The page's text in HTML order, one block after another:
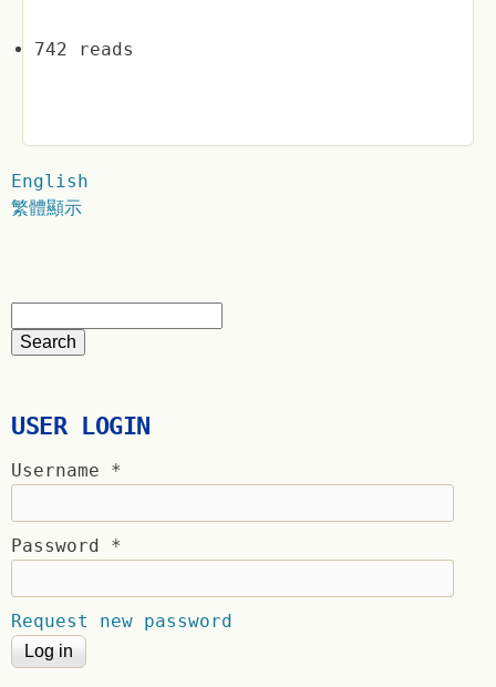
742 reads
English
繁體顯示
USER LOGIN
Username *
Password *
Request new password